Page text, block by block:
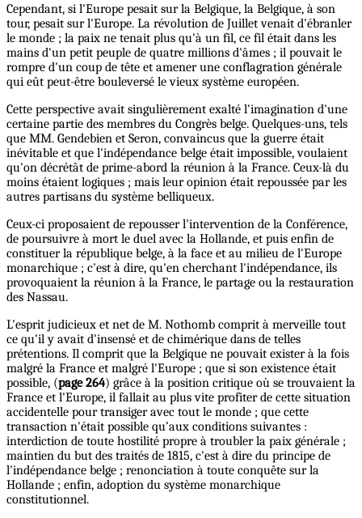
Cependant, si l'Europe pesait sur la Belgique, la Belgique, à son
tour, pesait sur l'Europe. La révolution de Juillet venait d'ébranler
le monde ; la paix ne tenait plus qu'à un fil, ce fil était dans les
mains d'un petit peuple de quatre millions d'âmes ; il pouvait le
rompre d'un coup de tête et amener une conflagration générale
qui eût peut-être bouleversé le vieux système européen.
Cette perspective avait singulièrement exalté l'imagination d'une
certaine partie des membres du Congrès belge. Quelques-uns, tels
que MM. Gendebien et Seron, convaincus que la guerre était
inévitable et que l'indépendance belge était impossible, voulaient
qu'on décrétât de prime-abord la réunion à la France. Ceux-là du
moins étaient logiques ; mais leur opinion était repoussée par les
autres partisans du système belliqueux.
Ceux-ci proposaient de repousser l'intervention de la Conférence,
de poursuivre à mort le duel avec la Hollande, et puis enfin de
constituer la république belge, à la face et au milieu de l'Europe
monarchique ; c'est à dire, qu'en cherchant l'indépendance, ils
provoquaient la réunion à la France, le partage ou la restauration
des Nassau.
L'esprit judicieux et net de M. Nothomb comprit à merveille tout
ce qu'il y avait d'insensé et de chimérique dans de telles
prétentions. Il comprit que la Belgique ne pouvait exister à la fois
malgré la France et malgré l'Europe ; que si son existence était
possible, (page 264) grâce à la position critique où se trouvaient la
France et l'Europe, il fallait au plus vite profiter de cette situation
accidentelle pour transiger avec tout le monde ; que cette
transaction n'était possible qu’aux conditions suivantes :
interdiction de toute hostilité propre à troubler la paix générale ;
maintien du but des traités de 1815, c'est à dire du principe de
l'indépendance belge ; renonciation à toute conquête sur la
Hollande ; enfin, adoption du système monarchique
constitutionnel.